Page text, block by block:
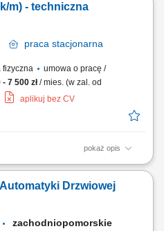
pozytywnych relacji z klientami
m) - techniczna
praca stacjonarna
fizyczna
umowa o pracę /
7 500 zł/ mies. (w zal. od
aplikuj bez CV
pokaż opis
obiektu; Utrzymanie w stanie
klimatyzacyjne, sanitarne,
ppoż., teleinformatyczne.)
Drzwiowej
zachodniopomorskie